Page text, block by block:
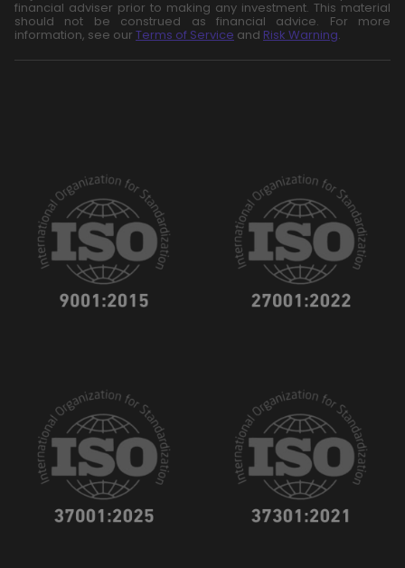
financial adviser prior to making any investment. This material
should not be construed as financial advice. For more
information, see our Terms of Service and Risk Warning.